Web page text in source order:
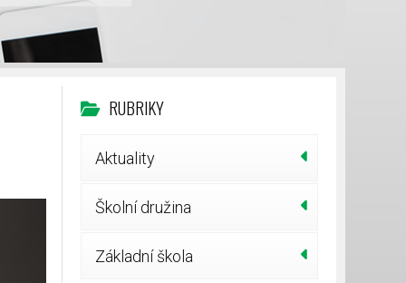
RUBRIKY
Aktuality
Školní družina
Základní škola